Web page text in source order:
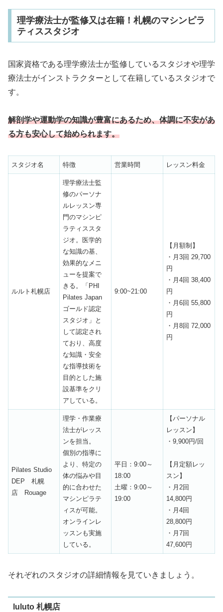
理学療法士が監修又は在籍！札幌のマシンピラ
ティススタジオ
国家資格である理学療法士が監修しているスタジオや理学
療法士がインストラクターとして在籍しているスタジオで
す。
解剖学や運動学の知識が豊富にあるため、体調に不安があ
る方も安心して始められます。
スタジオ名 特徴 営業時間 レッスン料金
ルルト札幌店
理学療法士監
修のパーソナ
ルレッスン専
門のマシンピ
ラティススタ
ジオ。医学的
な知識の基、
効果的なメニ
ューを提案で
きる。「PHI
Pilates Japan
ゴールド認定
スタジオ」と
して認定され
ており、高度
な知識・安全
な指導技術を
目的とした施
設基準をクリ
アしている。
9:00~21:00
【月額制】
・月3回 29,700
円
・月4回 38,400
円
・月6回 55,800
円
・月8回 72,000
円
Pilates Studio
DEP 札幌
店 Rouage
理学・作業療
法士がレッス
ンを担当。
個別の指導に
より、特定の
体の悩みや目
的に合わせた
マシンピラテ
ィスが可能。
オンラインレ
ッスンも実施
している。
平日：9:00～
18:00
土曜：9:00～
19:00
【パーソナル
レッスン】
・9,900円/回
【月定額レッ
スン】
・月2回
14,800円
・月4回
28,800円
・月7回
47,600円
それぞれのスタジオの詳細情報を見ていきましょう。
luluto 札幌店